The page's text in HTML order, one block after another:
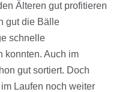
Älteren gut profitieren
gut die Bälle
schnelle
konnten. Auch im
gut sortiert. Doch
Laufen noch weiter